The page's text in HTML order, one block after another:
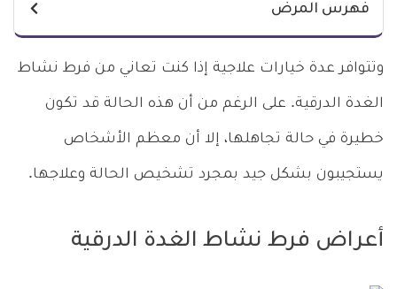
فهرس المرض
وتتوافر عدة خيارات علاجية إذا كنت تعاني من فرط نشاط
الغدة الدرقية. على الرغم من أن هذه الحالة قد تكون
خطيرة في حالة تجاهلها، إلا أن معظم الأشخاص
يستجيبون بشكل جيد بمجرد تشخيص الحالة وعلاجها.
أعراض فرط نشاط الغدة الدرقية